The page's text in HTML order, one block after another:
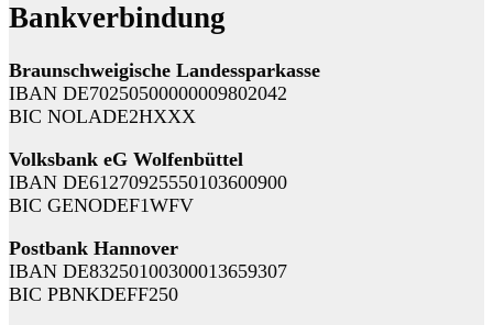
Bankverbindung
Braunschweigische Landessparkasse
IBAN DE70250500000009802042
BIC NOLADE2HXXX
Volksbank eG Wolfenbüttel
IBAN DE61270925550103600900
BIC GENODEF1WFV
Postbank Hannover
IBAN DE83250100300013659307
BIC PBNKDEFF250